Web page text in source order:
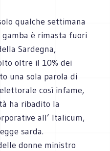
qualche settimana
è rimasta fuori
Sardegna,
oltre il 10% dei
una sola parola di
così infame,
ha ribadito la
all’ Italicum,
sarda.
donne ministro